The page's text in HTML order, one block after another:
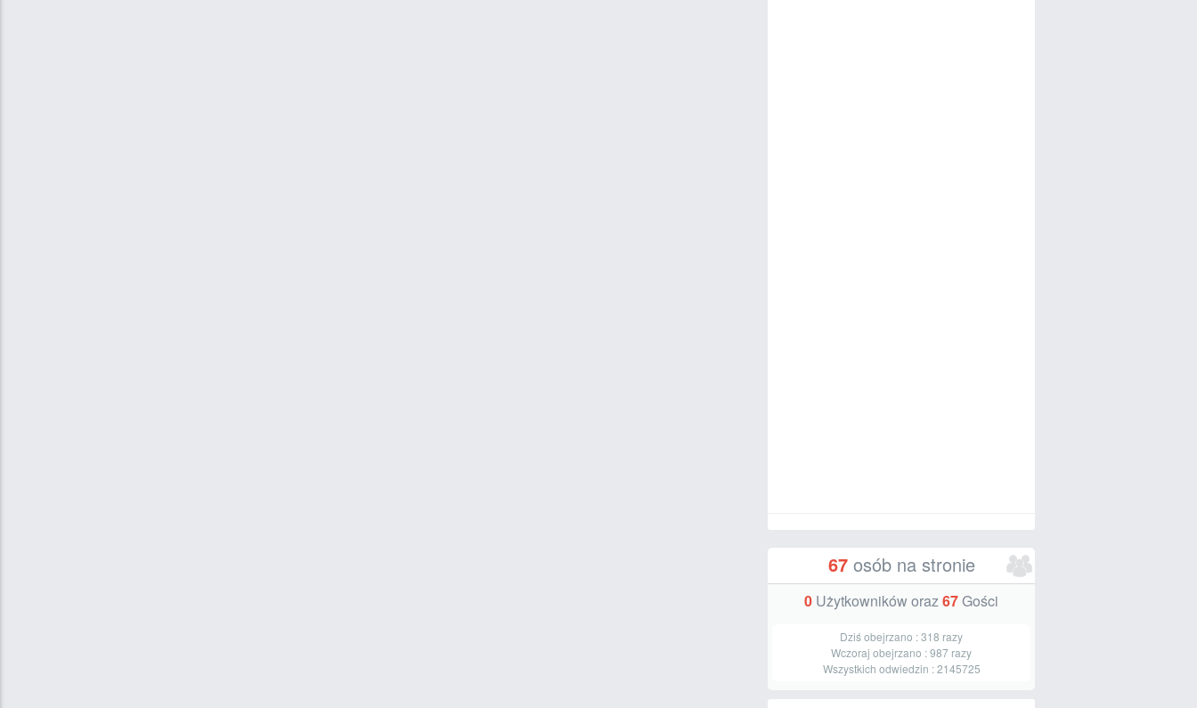
67osób na stronie
0 Użytkowników oraz67Gości
Dziś obejrzano :318 razy
Wczoraj obejrzano :987 razy
Wszystkich odwiedzin :2145725